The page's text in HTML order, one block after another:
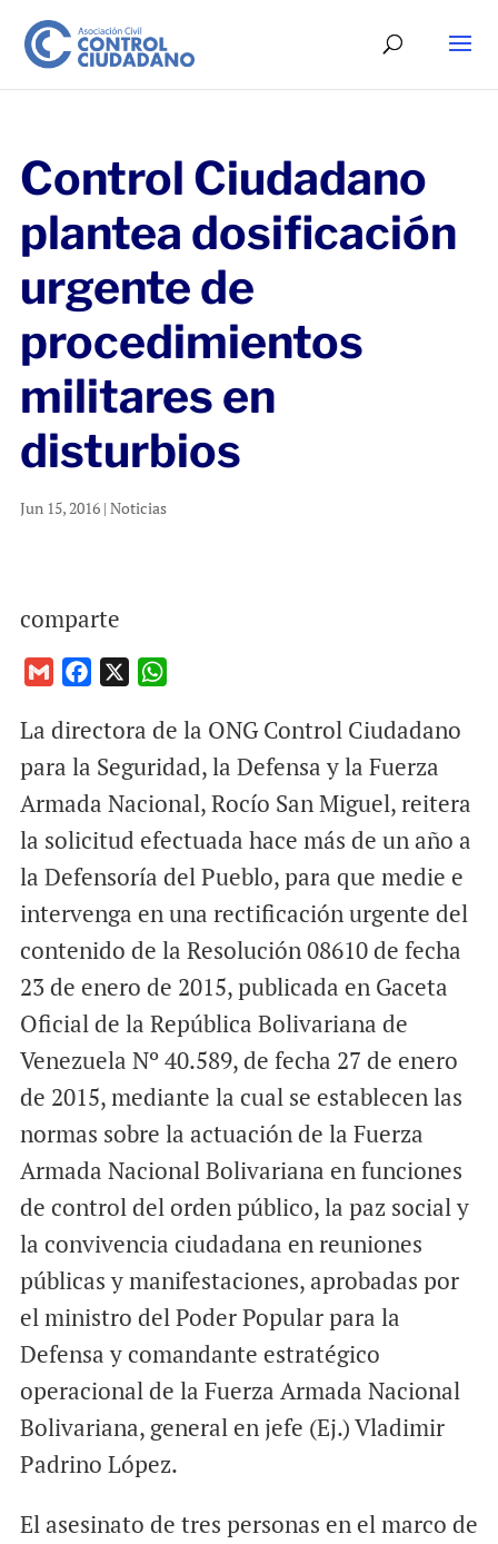
Control Ciudadano
plantea dosificación
urgente de
procedimientos
militares en
disturbios
Jun 15, 2016| Noticias
comparte
a
i
c
e
o
o
k
a
t
A
p
p
La directora de la ONG Control Ciudadano
para la Seguridad, la Defensa y la Fuerza
Armada Nacional, Rocío San Miguel, reitera
la solicitud efectuada hace más de un año a
la Defensoría del Pueblo, para que medie e
intervenga en una rectificación urgente del
contenido de la Resolución 08610 de fecha
23 de enero de 2015, publicada en Gaceta
Oficial de la República Bolivariana de
Venezuela Nº 40.589, de fecha 27 de enero
de 2015, mediante la cual se establecen las
normas sobre la actuación de la Fuerza
Armada Nacional Bolivariana en funciones
de control del orden público, la paz social y
la convivencia ciudadana en reuniones
públicas y manifestaciones, aprobadas por
el ministro del Poder Popular para la
Defensa y comandante estratégico
operacional de la Fuerza Armada Nacional
Bolivariana, general en jefe (Ej.) Vladimir
Padrino López.
El asesinato de tres personas en el marco de